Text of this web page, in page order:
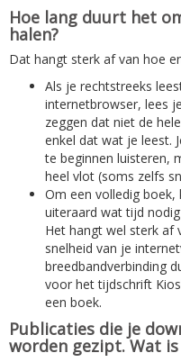
Hoe lang duurt het
halen?
Dat hangt sterk af van hoe
Als je rechtstreeks
internetbrowser, lees
zeggen dat niet de
enkel dat wat je leest.
te beginnen luisteren,
heel vlot (soms zelfs
Om een volledig
uiteraard wat tijd
Het hangt wel sterk af
snelheid van je
breedbandverbinding
voor het tijdschrift
een boek.
Publicaties die je
worden gezipt. Wat